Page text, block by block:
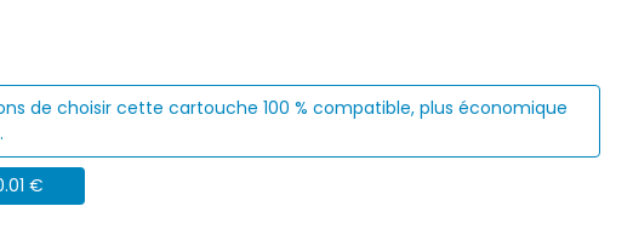
de choisir cette cartouche 100 % compatible, plus économique
€